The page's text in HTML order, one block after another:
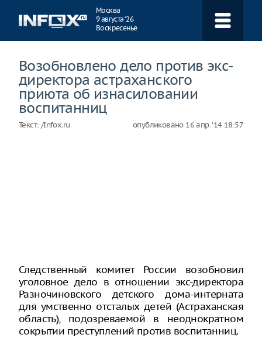
Москва
9 августа ‘26
Воскресенье
Возобновлено дело против экс-
директора астраханского
приюта об изнасиловании
воспитанниц
Текст: /Infox.ru опубликовано 16 апр. ‘14 18:57
Следственный комитет России возобновил
уголовное дело в отношении экс-директора
Разночиновского детского дома-интерната
для умственно отсталых детей (Астраханская
область), подозреваемой в неоднократном
сокрытии преступлений против воспитанниц.